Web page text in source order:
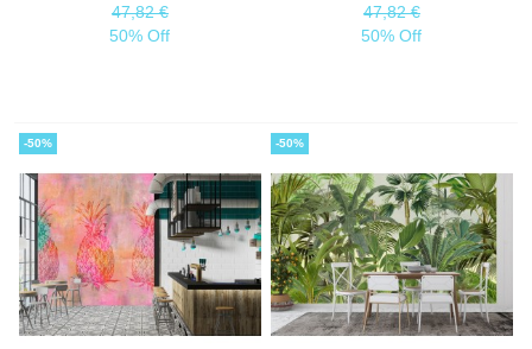
47,82 €
50% Off
47,82 €
50% Off
-50% -50%